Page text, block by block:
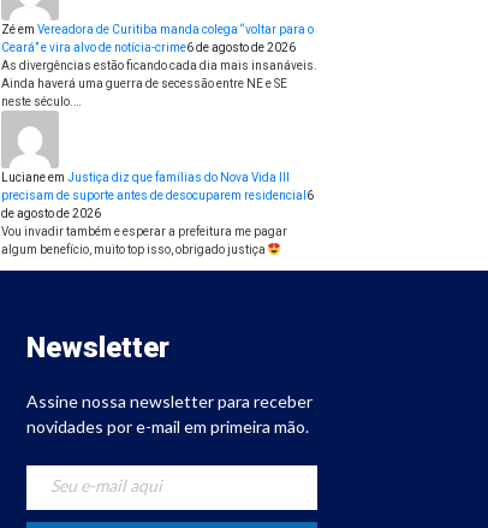
Zéem Vereadora de Curitiba manda colega “voltar para o
Ceará” e vira alvo de notícia-crime6 de agosto de 2026
As divergências estão ficando cada dia mais insanáveis.
Ainda haverá uma guerra de secessão entre NE e SE
neste século.…
Lucianeem Justiça diz que famílias do Nova Vida III
precisam de suporte antes de desocuparem residencial 6
de agosto de 2026
Vou invadir também e esperar a prefeitura me pagar
algum benefício, muito top isso, obrigado justiça
Newsletter
Assine nossa newsletter para receber
novidades por e-mail em primeira mão.